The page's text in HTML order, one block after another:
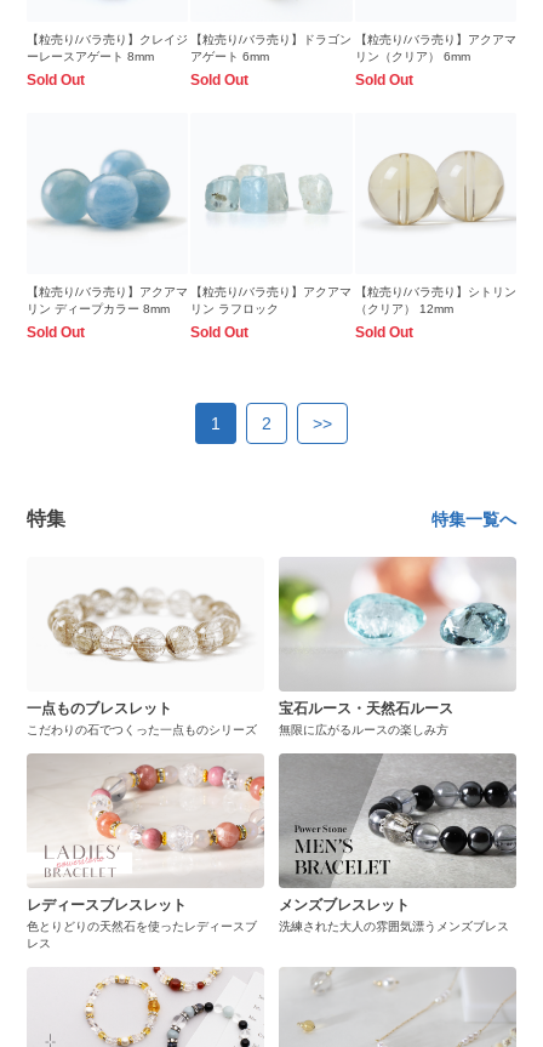
【粒売り/バラ売り】クレイジ
ーレースアゲート 8mm
Sold Out
【粒売り/バラ売り】ドラゴン
アゲート 6mm
Sold Out
【粒売り/バラ売り】アクアマ
リン（クリア） 6mm
Sold Out
【粒売り/バラ売り】アクアマ
リン ディープカラー 8mm
Sold Out
【粒売り/バラ売り】アクアマ
リン ラフロック
Sold Out
【粒売り/バラ売り】シトリン
（クリア） 12mm
Sold Out
1 2 >>
特集 特集一覧へ
一点ものブレスレット
こだわりの石でつくった一点ものシリーズ
宝石ルース・天然石ルース
無限に広がるルースの楽しみ方
レディースブレスレット
色とりどりの天然石を使ったレディースブ
レス
メンズブレスレット
洗練された大人の雰囲気漂うメンズブレス